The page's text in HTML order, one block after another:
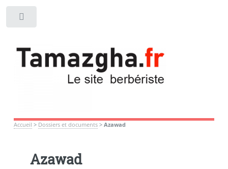
Accueil > Dossiers et documents> Azawad
Azawad